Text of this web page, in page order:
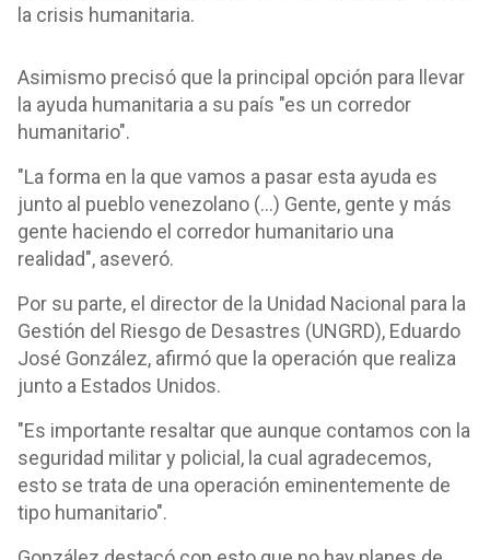
la crisis humanitaria.
Asimismo precisó que la principal opción para llevar
la ayuda humanitaria a su país "es un corredor
humanitario".
"La forma en la que vamos a pasar esta ayuda es
junto al pueblo venezolano (...) Gente, gente y más
gente haciendo el corredor humanitario una
realidad", aseveró.
Por su parte, el director de la Unidad Nacional para la
Gestión del Riesgo de Desastres (UNGRD), Eduardo
José González, afirmó que la operación que realiza
junto a Estados Unidos.
"Es importante resaltar que aunque contamos con la
seguridad militar y policial, la cual agradecemos,
esto se trata de una operación eminentemente de
tipo humanitario".